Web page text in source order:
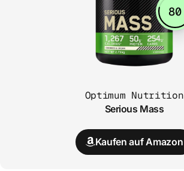
80
Optimum Nutrition
Serious Mass
Kaufen auf Amazon